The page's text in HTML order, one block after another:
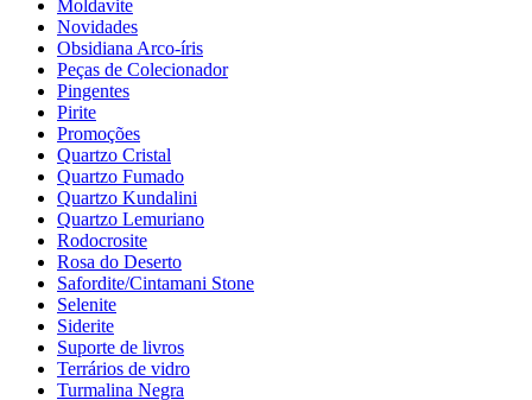
Moldavite
Novidades
Obsidiana Arco-íris
Peças de Colecionador
Pingentes
Pirite
Promoções
Quartzo Cristal
Quartzo Fumado
Quartzo Kundalini
Quartzo Lemuriano
Rodocrosite
Rosa do Deserto
Safordite/Cintamani Stone
Selenite
Siderite
Suporte de livros
Terrários de vidro
Turmalina Negra